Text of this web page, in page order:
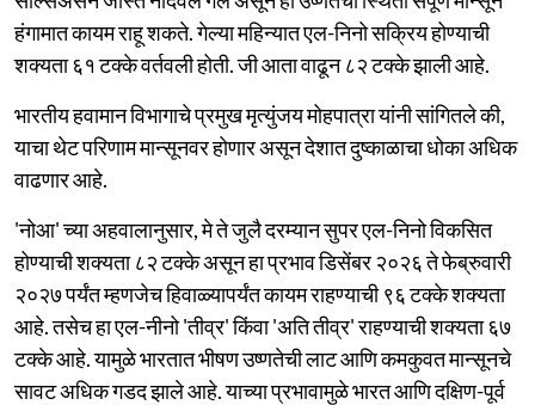
हंगामात कायम राहू शकते. गेल्या महिन्यात एल-निनो सक्रिय होण्याची
शक्यता ६१ टक्के वर्तवली होती. जी आता वाढून ८२ टक्के झाली आहे.
भारतीय हवामान विभागाचे प्रमुख मृत्युंजय मोहपात्रा यांनी सांगितले की,
याचा थेट परिणाम मान्सूनवर होणार असून देशात दुष्काळाचा धोका अधिक
वाढणार आहे.
'नोआ' च्या अहवालानुसार, मे ते जुलै दरम्यान सुपर एल-निनो विकसित
होण्याची शक्यता ८२ टक्के असून हा प्रभाव डिसेंबर २०२६ ते फेब्रुवारी
२०२७ पर्यंत म्हणजेच हिवाळ्यापर्यंत कायम राहण्याची ९६ टक्के शक्यता
आहे. तसेच हा एल-नीनो 'तीव्र' किंवा 'अति तीव्र' राहण्याची शक्यता ६७
टक्के आहे. यामुळे भारतात भीषण उष्णतेची लाट आणि कमकुवत मान्सूनचे
सावट अधिक गडद झाले आहे. याच्या प्रभावामुळे भारत आणि दक्षिण-पूर्व